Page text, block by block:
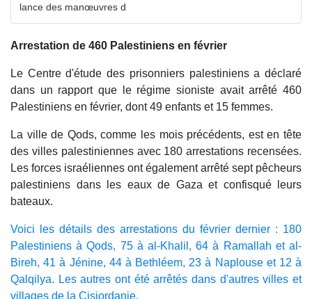
lance des manœuvres d
Arrestation de 460 Palestiniens en février
Le Centre d'étude des prisonniers palestiniens a déclaré
dans un rapport que le régime sioniste avait arrêté 460
Palestiniens en février, dont 49 enfants et 15 femmes.
La ville de Qods, comme les mois précédents, est en tête
des villes palestiniennes avec 180 arrestations recensées.
Les forces israéliennes ont également arrêté sept pêcheurs
palestiniens dans les eaux de Gaza et confisqué leurs
bateaux.
Voici les détails des arrestations du février dernier : 180
Palestiniens à Qods, 75 à al-Khalil, 64 à Ramallah et al-
Bireh, 41 à Jénine, 44 à Bethléem, 23 à Naplouse et 12 à
Qalqilya. Les autres ont été arrêtés dans d'autres villes et
villages de la Cisjordanie.